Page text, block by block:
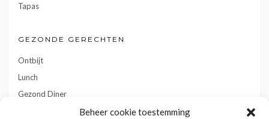
Beheer cookie toestemming
Tapas
GEZONDE GERECHTEN
Ontbijt
Lunch
Gezond Diner